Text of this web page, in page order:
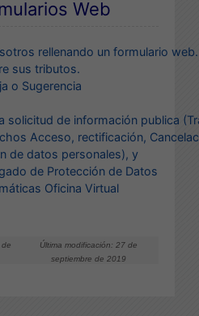
Web
rellenando un formulario web.
sus tributos.
o Sugerencia
solicitud de información publica
Acceso, rectificación,
de datos personales), y
de Protección de Datos
Oficina Virtual
Última modificación: 27 de
septiembre de 2019